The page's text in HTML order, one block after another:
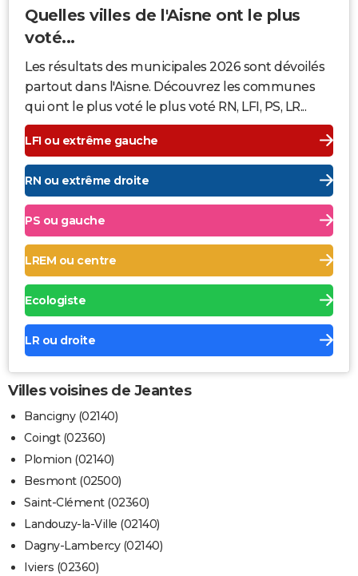
Quelles villes de l'Aisne ont le plus
voté...
Les résultats des municipales 2026 sont dévoilés
partout dans l'Aisne. Découvrez les communes
qui ont le plus voté le plus voté RN, LFI, PS, LR...
LFI ou extrême gauche
RN ou extrême droite
PS ou gauche
LREM ou centre
Ecologiste
LR ou droite
Villes voisines de Jeantes
Bancigny (02140)
Coingt (02360)
Plomion (02140)
Besmont (02500)
Saint-Clément (02360)
Landouzy-la-Ville (02140)
Dagny-Lambercy (02140)
Iviers (02360)